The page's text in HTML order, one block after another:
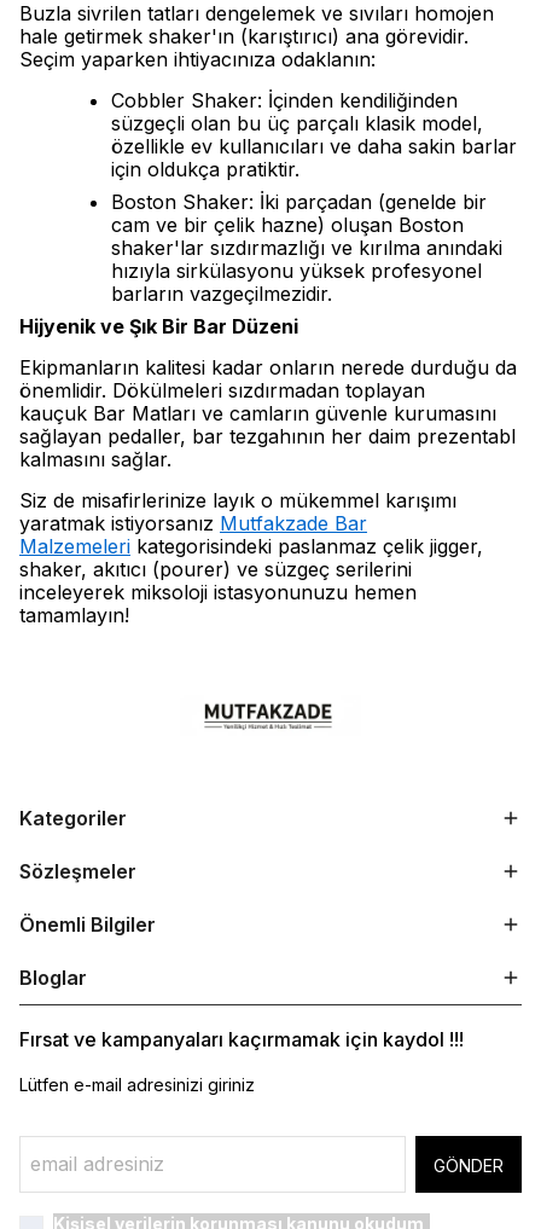
Buzla sivrilen tatları dengelemek ve sıvıları homojen
hale getirmek shaker'ın (karıştırıcı) ana görevidir.
Seçim yaparken ihtiyacınıza odaklanın:
Cobbler Shaker: İçinden kendiliğinden
süzgeçli olan bu üç parçalı klasik model,
özellikle ev kullanıcıları ve daha sakin barlar
için oldukça pratiktir.
Boston Shaker: İki parçadan (genelde bir
cam ve bir çelik hazne) oluşan Boston
shaker'lar sızdırmazlığı ve kırılma anındaki
hızıyla sirkülasyonu yüksek profesyonel
barların vazgeçilmezidir.
Hijyenik ve Şık Bir Bar Düzeni
Ekipmanların kalitesi kadar onların nerede durduğu da
önemlidir. Dökülmeleri sızdırmadan toplayan
kauçuk Bar Matları ve camların güvenle kurumasını
sağlayan pedaller, bar tezgahının her daim prezentabl
kalmasını sağlar.
Siz de misafirlerinize layık o mükemmel karışımı
yaratmak istiyorsanız Mutfakzade Bar
Malzemeleri kategorisindeki paslanmaz çelik jigger,
shaker, akıtıcı (pourer) ve süzgeç serilerini
inceleyerek miksoloji istasyonunuzu hemen
tamamlayın!
Kategoriler
Sözleşmeler
Önemli Bilgiler
Bloglar
Fırsat ve kampanyaları kaçırmamak için kaydol !!!
Lütfen e-mail adresinizi giriniz
GÖNDER
Kişisel verilerin korunması kanunu okudum,